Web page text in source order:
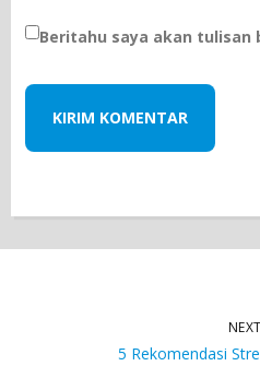
Beritahu saya akan tulisan
NEXT
5 Rekomendasi